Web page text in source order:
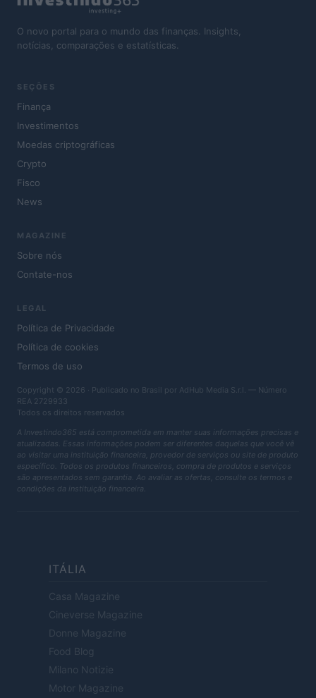
O novo portal para o mundo das finanças. Insights,
notícias, comparações e estatísticas.
SEÇÕES
Finança
Investimentos
Moedas criptográficas
Crypto
Fisco
News
MAGAZINE
Sobre nós
Contate-nos
LEGAL
Política de Privacidade
Política de cookies
Termos de uso
Copyright © 2026 · Publicado no Brasil por AdHub Media S.r.l. — Número
REA 2729933
Todos os direitos reservados
A Investindo365 está comprometida em manter suas informações precisas e
atualizadas. Essas informações podem ser diferentes daquelas que você vê
ao visitar uma instituição financeira, provedor de serviços ou site de produto
específico. Todos os produtos financeiros, compra de produtos e serviços
são apresentados sem garantia. Ao avaliar as ofertas, consulte os termos e
condições da instituição financeira.
ITÁLIA
Casa Magazine
Cineverse Magazine
Donne Magazine
Food Blog
Milano Notizie
Motor Magazine